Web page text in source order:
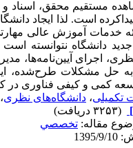
است. لذا ایجاد
جدید دانشگاه نتوانسته
حل مشکلات طرح‌شده، این
کمی و کیفی فناوری در
تکمیلی، دانشگاه‌های نظری،
(۳۲۵۳ دریافت)
مقاله: تخصصي